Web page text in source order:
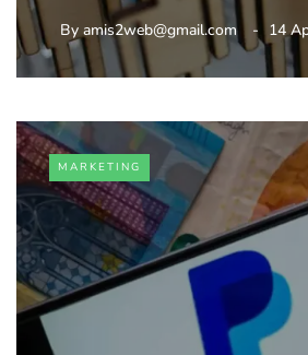
By amis2web@gmail.com 14
MARKETING